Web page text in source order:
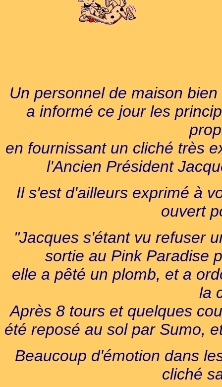
Un personnel de maison
a informé ce jour les
en fournissant un cliché très
l'Ancien Président
Il s'est d'ailleurs exprimé à
ouvert
"Jacques s'étant vu refuser
sortie au Pink Paradise
elle a pêté un plomb, et a
la
Après 8 tours et quelques
été reposé au sol par Sumo,
Beaucoup d'émotion dans
cliché